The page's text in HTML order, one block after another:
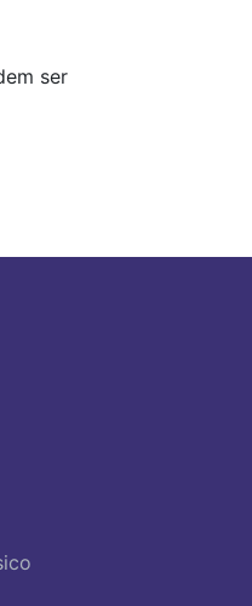
ser